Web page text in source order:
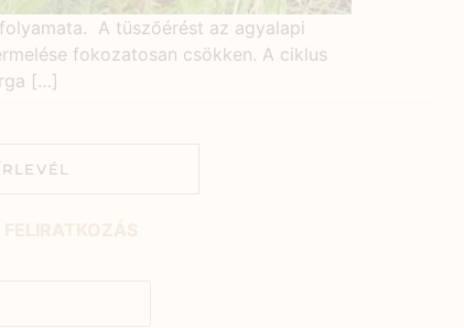
A tüszőérést az agyalapi
fokozatosan csökken. A ciklus
[…]